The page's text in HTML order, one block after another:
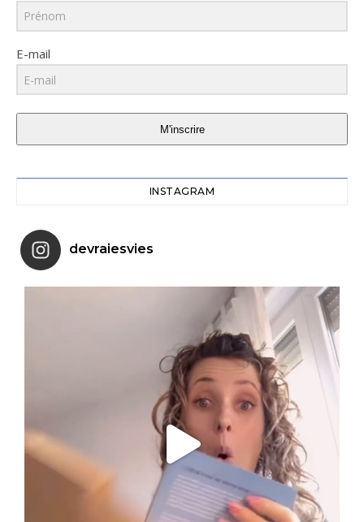
E-mail
M'inscrire
INSTAGRAM
devraiesvies